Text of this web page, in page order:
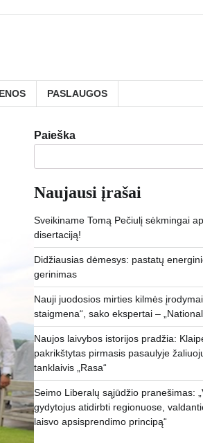
PASLAUGOS
Paieška
Naujausi įrašai
Sveikiname Tomą Pečiulį sėkmingai
disertaciją!
Didžiausias dėmesys: pastatų
gerinimas
Nauji juodosios mirties kilmės
staigmena“, sako ekspertai –
Naujos laivybos istorijos pradžia:
pakrikštytas pirmasis pasaulyje
tanklaivis „Rasa“
Seimo Liberalų sąjūdžio pranešimas:
gydytojus atidirbti regionuose,
laisvo apsisprendimo principą“